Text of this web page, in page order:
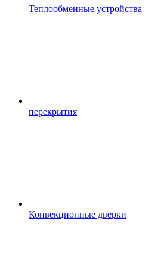
Теплообменные устройства
перекрытия
Конвекционные дверки